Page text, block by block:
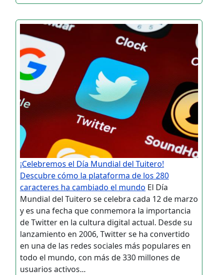
¡Celebremos el Día Mundial del Tuitero!
Descubre cómo la plataforma de los 280
caracteres ha cambiado el mundo El Día
Mundial del Tuitero se celebra cada 12 de marzo
y es una fecha que conmemora la importancia
de Twitter en la cultura digital actual. Desde su
lanzamiento en 2006, Twitter se ha convertido
en una de las redes sociales más populares en
todo el mundo, con más de 330 millones de
usuarios activos...